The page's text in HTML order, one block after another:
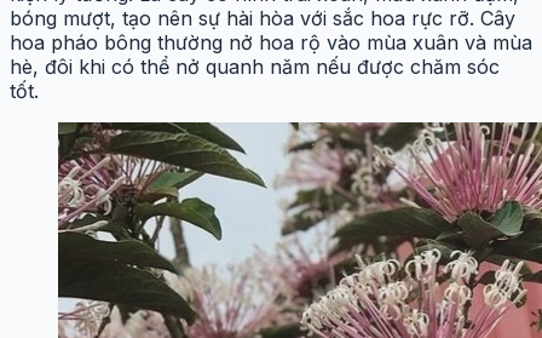
bóng mượt, tạo nên sự hài hòa với sắc hoa rực rỡ. Cây
hoa pháo bông thường nở hoa rộ vào mùa xuân và mùa
hè, đôi khi có thể nở quanh năm nếu được chăm sóc
tốt.